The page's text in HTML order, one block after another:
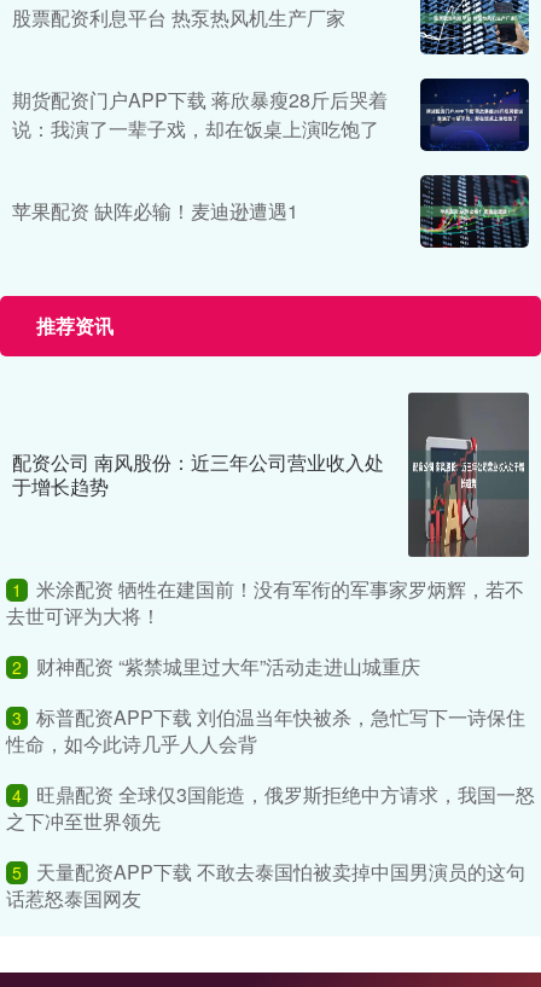
股票配资利息平台 热泵热风机生产厂家
期货配资门户APP下载 蒋欣暴瘦28斤后哭着
说：我演了一辈子戏，却在饭桌上演吃饱了
苹果配资 缺阵必输！麦迪逊遭遇1
推荐资讯
配资公司 南风股份：近三年公司营业收入处
于增长趋势
1
米涂配资 牺牲在建国前！没有军衔的军事家罗炳辉，若不
去世可评为大将！
2 财神配资 “紫禁城里过大年”活动走进山城重庆
3
标普配资APP下载 刘伯温当年快被杀，急忙写下一诗保住
性命，如今此诗几乎人人会背
4
旺鼎配资 全球仅3国能造，俄罗斯拒绝中方请求，我国一怒
之下冲至世界领先
5
天量配资APP下载 不敢去泰国怕被卖掉中国男演员的这句
话惹怒泰国网友